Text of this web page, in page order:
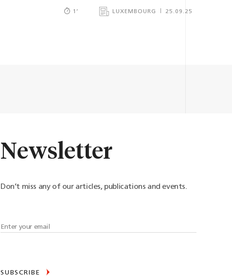
1’ LUXEMBOURG 25.09.25
Newsletter
Don’t miss any of our articles, publications and events.
SUBSCRIBE